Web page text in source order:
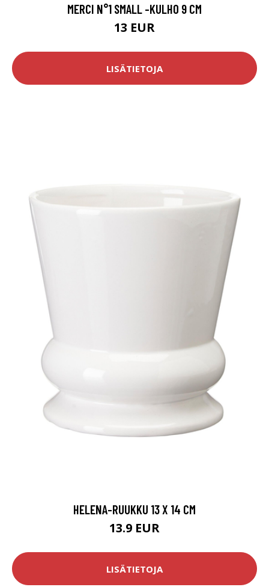
MERCI N°1 SMALL -KULHO 9 CM
13 EUR
LISÄTIETOJA
HELENA-RUUKKU 13 X 14 CM
13.9 EUR
LISÄTIETOJA